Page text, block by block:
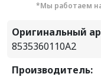
*Мы работаем
Оригинальный
8535360110A2
Производитель: